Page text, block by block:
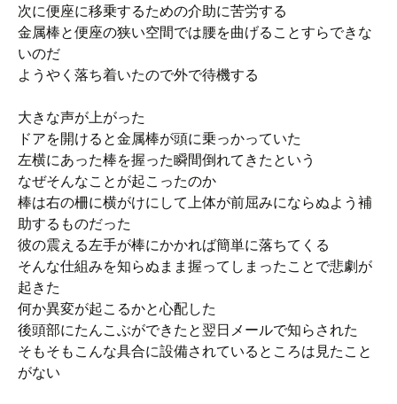
次に便座に移乗するための介助に苦労する
金属棒と便座の狭い空間では腰を曲げることすらできな
いのだ
ようやく落ち着いたので外で待機する
大きな声が上がった
ドアを開けると金属棒が頭に乗っかっていた
左横にあった棒を握った瞬間倒れてきたという
なぜそんなことが起こったのか
棒は右の柵に横がけにして上体が前屈みにならぬよう補
助するものだった
彼の震える左手が棒にかかれば簡単に落ちてくる
そんな仕組みを知らぬまま握ってしまったことで悲劇が
起きた
何か異変が起こるかと心配した
後頭部にたんこぶができたと翌日メールで知らされた
そもそもこんな具合に設備されているところは見たこと
がない